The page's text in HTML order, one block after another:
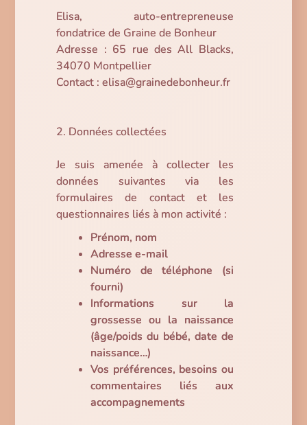
Elisa, auto-entrepreneuse
fondatrice de Graine de Bonheur
Adresse : 65 rue des All Blacks,
34070 Montpellier
Contact : elisa@grainedebonheur.fr
2. Données collectées
Je suis amenée à collecter les
données suivantes via les
formulaires de contact et les
questionnaires liés à mon activité :
Prénom, nom
Adresse e-mail
Numéro de téléphone (si
fourni)
Informations sur la
grossesse ou la naissance
(âge/poids du bébé, date de
naissance…)
Vos préférences, besoins ou
commentaires liés aux
accompagnements